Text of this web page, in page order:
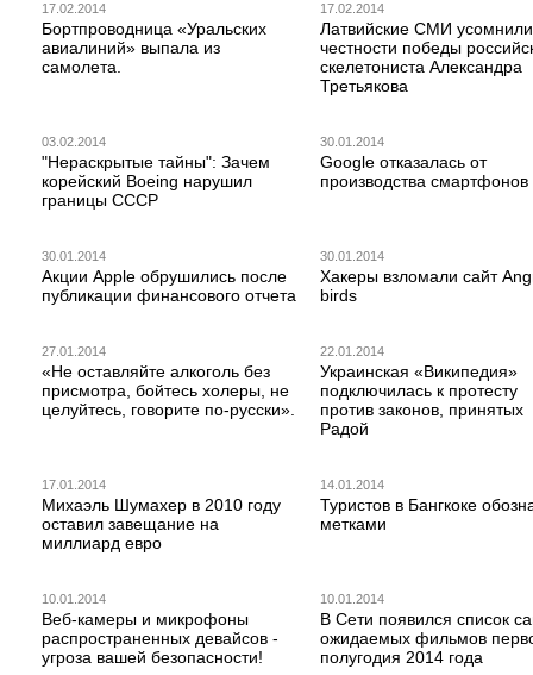
17.02.2014
Бортпроводница «Уральских
авиалиний» выпала из
самолета.
17.02.2014
Латвийские СМИ
честности победы
скелетониста Александра
Третьякова
03.02.2014
"Нераскрытые тайны": Зачем
корейский Boeing нарушил
границы СССР
30.01.2014
Google отказалась от
производства смартфонов
30.01.2014
Акции Apple обрушились после
публикации финансового отчета
30.01.2014
Хакеры взломали сайт
birds
27.01.2014
«Не оставляйте алкоголь без
присмотра, бойтесь холеры, не
целуйтесь, говорите по-русски».
22.01.2014
Украинская «Википедия»
подключилась к протесту
против законов, принятых
Радой
17.01.2014
Михаэль Шумахер в 2010 году
оставил завещание на
миллиард евро
14.01.2014
Туристов в Бангкоке
метками
10.01.2014
Веб-камеры и микрофоны
распространенных девайсов -
угроза вашей безопасности!
10.01.2014
В Сети появился список
ожидаемых фильмов
полугодия 2014 года